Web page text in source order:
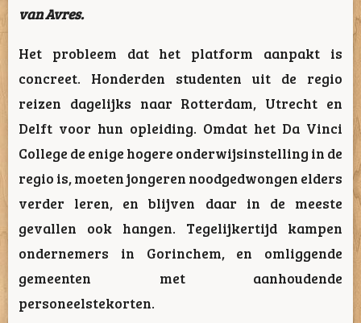
van Avres.
Het probleem dat het platform aanpakt is
concreet. Honderden studenten uit de regio
reizen dagelijks naar Rotterdam, Utrecht en
Delft voor hun opleiding. Omdat het Da Vinci
College de enige hogere onderwijsinstelling in de
regio is, moeten jongeren noodgedwongen elders
verder leren, en blijven daar in de meeste
gevallen ook hangen. Tegelijkertijd kampen
ondernemers in Gorinchem, en omliggende
gemeenten met aanhoudende
personeelstekorten.